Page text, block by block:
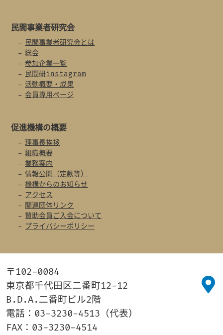
民間事業者研究会
民間事業者研究会とは
総会
参加企業一覧
民間研instagram
活動概要・成果
会員専用ページ
促進機構の概要
理事長挨拶
組織概要
業務案内
情報公開（定款等）
機構からのお知らせ
アクセス
関連団体リンク
賛助会員ご入会について
プライバシーポリシー
〒102-0084
東京都千代田区二番町12-12
B.D.A.二番町ビル2階
電話：03-3230-4513（代表）
FAX：03-3230-4514